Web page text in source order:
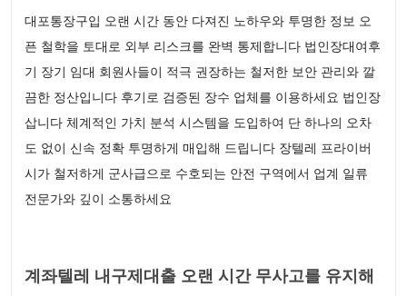
대포통장구입 오랜 시간 동안 다져진 노하우와 투명한 정보 오
픈 철학을 토대로 외부 리스크를 완벽 통제합니다 법인장대여후
기 장기 임대 회원사들이 적극 권장하는 철저한 보안 관리와 깔
끔한 정산입니다 후기로 검증된 장수 업체를 이용하세요 법인장
삽니다 체계적인 가치 분석 시스템을 도입하여 단 하나의 오차
도 없이 신속 정확 투명하게 매입해 드립니다 장텔레 프라이버
시가 철저하게 군사급으로 수호되는 안전 구역에서 업계 일류
전문가와 깊이 소통하세요
계좌텔레 내구제대출 오랜 시간 무사고를 유지해